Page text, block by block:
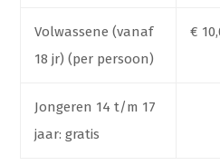
Volwassene (vanaf
18 jr) (per persoon)
€
Jongeren 14 t/m 17
jaar: gratis